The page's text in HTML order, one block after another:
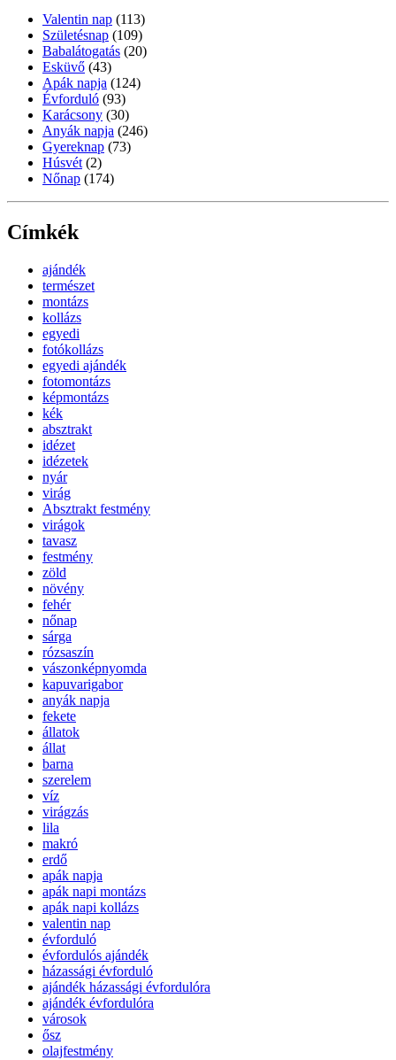
Valentin nap (113)
Születésnap (109)
Babalátogatás (20)
Esküvő (43)
Apák napja (124)
Évforduló (93)
Karácsony (30)
Anyák napja (246)
Gyereknap (73)
Húsvét (2)
Nőnap (174)
Címkék
ajándék
természet
montázs
kollázs
egyedi
fotókollázs
egyedi ajándék
fotomontázs
képmontázs
kék
absztrakt
idézet
idézetek
nyár
virág
Absztrakt festmény
virágok
tavasz
festmény
zöld
növény
fehér
nőnap
sárga
rózsaszín
vászonképnyomda
kapuvarigabor
anyák napja
fekete
állatok
állat
barna
szerelem
víz
virágzás
lila
makró
erdő
apák napja
apák napi montázs
apák napi kollázs
valentin nap
évforduló
évfordulós ajándék
házassági évforduló
ajándék házassági évfordulóra
ajándék évfordulóra
városok
ősz
olajfestmény